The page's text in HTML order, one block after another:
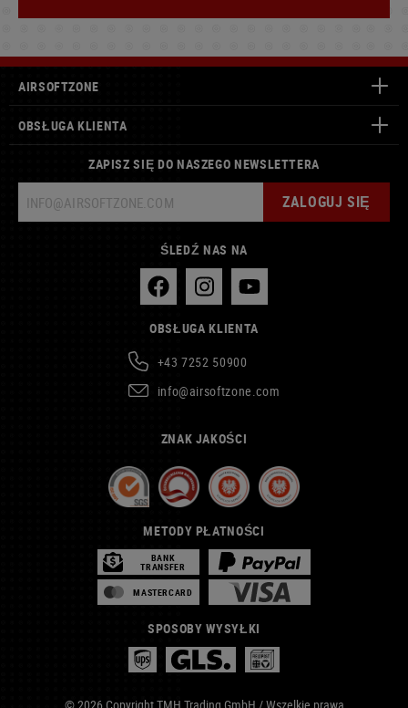
AIRSOFTZONE
OBSŁUGA KLIENTA
ZAPISZ SIĘ DO NASZEGO NEWSLETTERA
ZALOGUJ SIĘ
ŚLEDŹ NAS NA
OBSŁUGA KLIENTA
+43 7252 50900
info@airsoftzone.com
ZNAK JAKOŚCI
METODY PŁATNOŚCI
BANK
TRANSFER
MASTERCARD
SPOSOBY WYSYŁKI